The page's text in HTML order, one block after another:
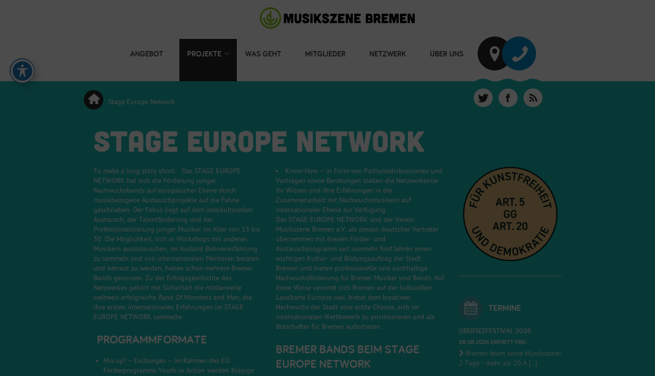
ANGEBOT PROJEKTE WAS GEHT MITGLIEDER NETZWERK ÜBER UNS
Stage Europe Network
STAGE EUROPE NETWORK
To make a long story short: Das STAGE EUROPE
NETWORK hat sich die Förderung junger
Nachwuchsbands auf europäischer Ebene durch
musikbezogene Austauschprojekte auf die Fahne
geschrieben. Der Fokus liegt auf dem interkulturellen
Austausch, der Talentförderung und der
Professionalisierung junger Musiker im Alter von 13 bis
30. Die Möglichkeit, sich in Workshops mit anderen
Musikern auszutauschen, im Ausland Bühnenerfahrung
zu sammeln und von internationalen Mentoren beraten
und betreut zu werden, haben schon mehrere Bremer
Bands genossen. Zu der Erfolgsgeschichte des
Netzwerkes gehört mit Sicherheit die mittlerweile
weltweit erfolgreiche Band Of Monsters and Men, die
ihre ersten internationalen Erfahrungen im STAGE
EUROPE NETWORK sammelte.
PROGRAMMFORMATE
Mix up! – Exchanges – Im Rahmen des EU
Förderprogramms Youth in Action werden 8tägige
Know-How – in Form von Podiumsdiskussionen und
Vorträgen sowie Beratungen stellen die Netzwerkleiter
ihr Wissen und ihre Erfahrungen in der
Zusammenarbeit mit Nachwuchsmusikern auf
internationaler Ebene zur Verfügung.
Das STAGE EUROPE NETWORK und der Verein
Musikszene Bremen e.V. als dessen deutscher Vertreter
übernehmen mit diesem Förder- und
Austauschprogramm seit nunmehr fünf Jahren einen
wichtigen Kultur- und Bildungsauftrag der Stadt
Bremen und bieten professionelle und nachhaltige
Nachwuchsförderung für Bremer Musiker und Bands. Auf
diese Weise verortet sich Bremen auf der kulturellen
Landkarte Europas neu, bietet dem kreativen
Nachwuchs der Stadt eine echte Chance, sich im
internationalen Wettbewerb zu positionieren und als
Botschafter für Bremen aufzutreten.
BREMER BANDS BEIM STAGE
EUROPE NETWORK
TERMINE
ÜBERSEEFESTIVAL 2026
28.08.2026 EINTRITT FREI
Bremen feiert seine Musikszene!
2 Tage - mehr als 20 A [...]